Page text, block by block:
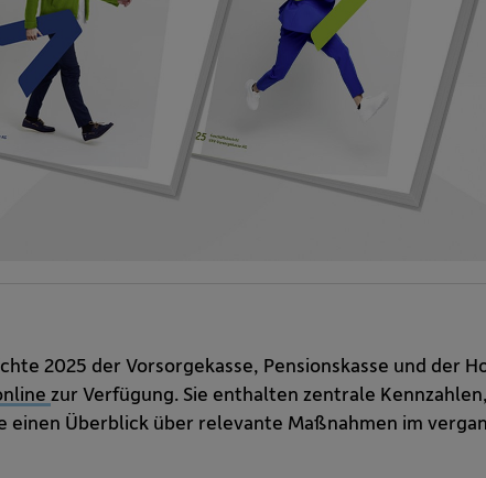
2025 der Vorsorgekasse, Pensionskasse und der
zur Verfügung. Sie enthalten zentrale
einen Überblick über relevante Maßnahmen im